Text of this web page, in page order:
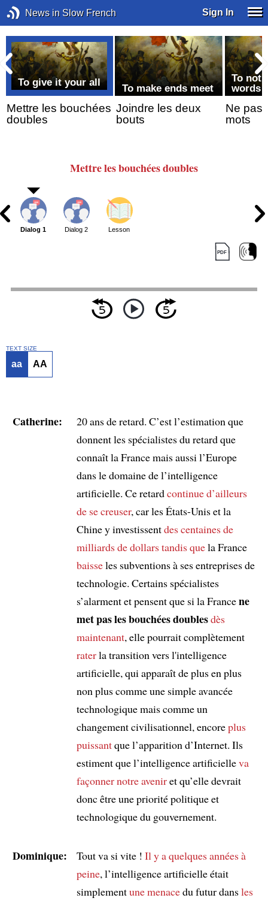
News in Slow French Sign In
To give it your all
Mettre les bouchées
doubles
To make ends meet
Joindre les deux
bouts
To not
words
Ne pas
mots
Mettreles bouchéesdoubles
Dialog 1 Dialog 2 Lesson
TEXT SIZE
aa AA
Catherine:
20 ans de retard. C’est l’estimation que
donnent les spécialistes du retard que
connaît la France mais aussi l’Europe
dans le domaine de l’intelligence
artificielle. Ce retardcontinue d’ailleurs
de se creuser, car les États-Unis et la
Chine y investissentdes centaines de
milliards de dollarstandis quela France
baisseles subventions à ses entreprises de
technologie. Certains spécialistes
s’alarment et pensent que si la Francene
met pas les bouchées doublesdès
maintenant, elle pourrait complètement
raterla transition vers l'intelligence
artificielle, qui apparaît de plus en plus
non plus comme une simple avancée
technologique mais comme un
changement civilisationnel, encoreplus
puissantque l’apparition d’Internet. Ils
estiment que l’intelligence artificielleva
façonner notre aveniret qu’elle devrait
donc être une priorité politique et
technologique du gouvernement.
Dominique: Tout va si vite ! Il y a quelques années à
peine, l’intelligence artificielle était
simplementune menacedu futur dansles